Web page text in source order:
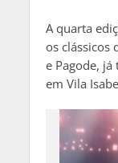
A quarta
os clássicos
e Pagode,
em Vila